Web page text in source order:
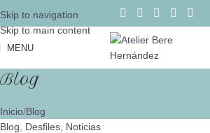
Skip to navigation
Skip to main content
MENU
Blog
Inicio Blog
Blog
Desfiles Noticias